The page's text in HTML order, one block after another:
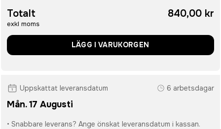
Totalt
exkl moms
840,00 kr
LÄGG I VARUKORGEN
Uppskattat leveransdatum 6 arbetsdagar
Mån. 17 Augusti
• Snabbare leverans? Ange önskat leveransdatum i kassan.